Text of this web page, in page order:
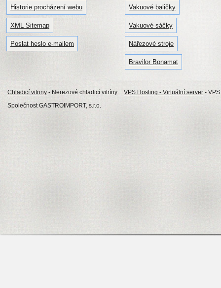
Historie procházení webu
XML Sitemap
Poslat heslo e-mailem
Vakuové baličky
Vakuové sáčky
Nářezové stroje
Bravilor Bonamat
Chladicí vitriny - Nerezové chladicí vitríny VPS Hosting - Virtuální server -
Společnost GASTROIMPORT, s.r.o.